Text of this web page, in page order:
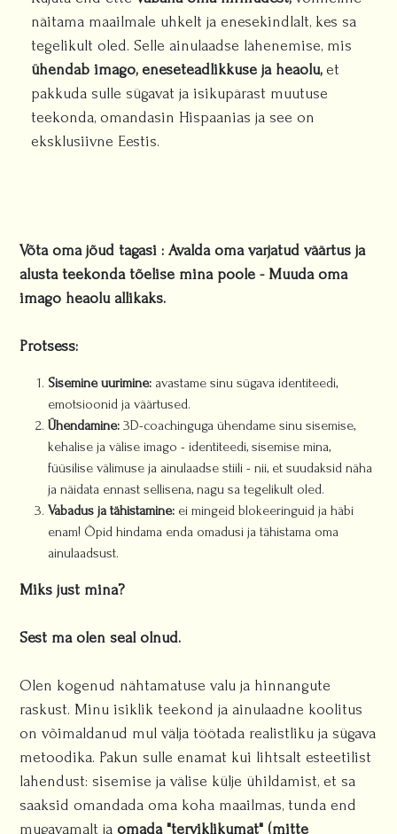
näitama maailmale uhkelt ja enesekindlalt, kes sa
tegelikult oled. Selle ainulaadse lähenemise, mis
ühendab imago, eneseteadlikkuse ja heaolu,et
pakkuda sulle sügavat ja isikupärast muutuse
teekonda, omandasin Hispaanias ja see on
eksklusiivne Eestis.
Võta oma jõud tagasi : Avalda oma varjatud väärtus ja
alusta teekonda tõelise mina poole - Muuda oma
imago heaolu allikaks.
Protsess:
Sisemine uurimine: avastame sinu sügava identiteedi,
emotsioonid ja väärtused.
Ühendamine: 3D-coachinguga ühendame sinu sisemise,
kehalise ja välise imago - identiteedi, sisemise mina,
füüsilise välimuse ja ainulaadse stiili - nii, et suudaksid näha
ja näidata ennast sellisena, nagu sa tegelikult oled.
Vabadus ja tähistamine: ei mingeid blokeeringuid ja häbi
enam! Õpid hindama enda omadusi ja tähistama oma
ainulaadsust.
Miks just mina?
Sest ma olen seal olnud.
Olen kogenud nähtamatuse valu ja hinnangute
raskust. Minu isiklik teekond ja ainulaadne koolitus
on võimaldanud mul välja töötada realistliku ja sügava
metoodika. Pakun sulle enamat kui lihtsalt esteetilist
lahendust: sisemise ja välise külje ühildamist, et sa
saaksid omandada oma koha maailmas, tunda end
mugavamalt jaomada "terviklikumat" (mitte